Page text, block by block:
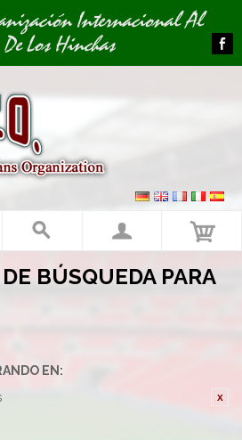
Internacional Al
Los Hinchas
BÚSQUEDA PARA
EN: